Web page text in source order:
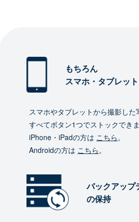
もちろん
スマホ・タブレッ
スマホやタブレットから撮影した
すべてボタン1つでストックでき
iPhone・iPadの方は こちら。
Androidの方は こちら。
バックアップ
の保持